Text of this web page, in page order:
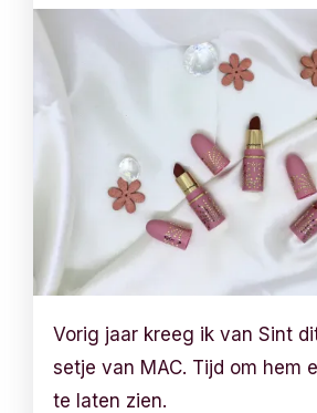
Vorig jaar kreeg ik van Sint
setje van MAC. Tijd om hem
te laten zien.